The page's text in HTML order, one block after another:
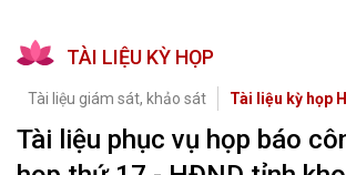
TÀI LIỆU KỲ HỌP
Tài liệu giám sát, khảo sát Tài liệu kỳ họp
Tài liệu phục vụ họp báo